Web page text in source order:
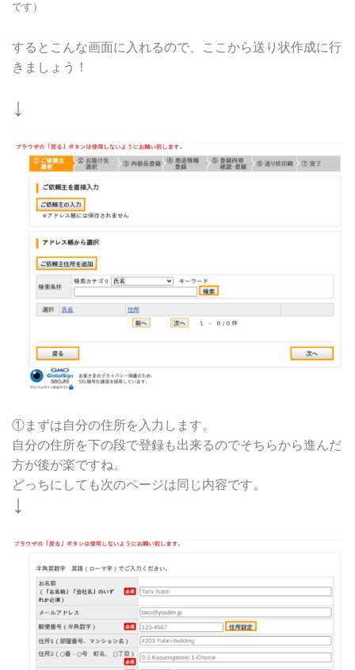
です）
するとこんな画面に入れるので、ここから送り状作成に行
きましょう！
↓
①まずは自分の住所を入力します。
自分の住所を下の段で登録も出来るのでそちらから進んだ
方が後が楽ですね。
どっちにしても次のページは同じ内容です。
↓